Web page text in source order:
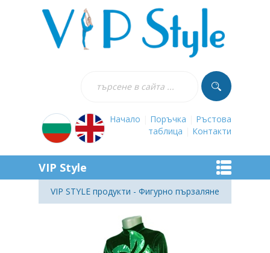
Начало Поръчка
Ръстова
таблица
Контакти
VIP Style
VIP STYLE продукти - Фигурно пързаляне